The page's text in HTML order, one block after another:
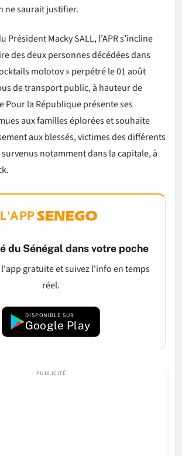
ne saurait justifier.
Président Macky SALL, l’APR s’incline
des deux personnes décédées dans
molotov » perpétré le 01 août
de transport public, à hauteur de
Pour la République présente ses
aux familles éplorées et souhaite
aux blessés, victimes des différents
notamment dans la capitale, à
L'APP
du Sénégal dans votre poche
gratuite et suivez l'info en temps
réel.
DISPONIBLE SUR
Google Play